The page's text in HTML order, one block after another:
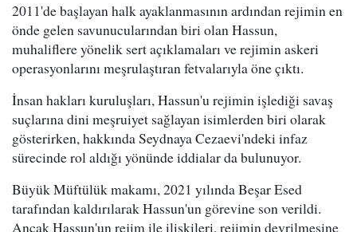
2011'de başlayan halk ayaklanmasının ardından rejimin en
önde gelen savunucularından biri olan Hassun,
muhaliflere yönelik sert açıklamaları ve rejimin askeri
operasyonlarını meşrulaştıran fetvalarıyla öne çıktı.
İnsan hakları kuruluşları, Hassun'u rejimin işlediği savaş
suçlarına dini meşruiyet sağlayan isimlerden biri olarak
gösterirken, hakkında Seydnaya Cezaevi'ndeki infaz
sürecinde rol aldığı yönünde iddialar da bulunuyor.
Büyük Müftülük makamı, 2021 yılında Beşar Esed
tarafından kaldırılarak Hassun'un görevine son verildi.
Ancak Hassun'un rejim ile ilişkileri, rejimin devrilmesine